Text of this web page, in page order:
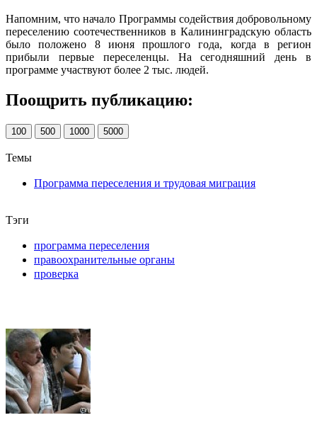
Напомним, что начало Программы содействия добровольному
переселению соотечественников в Калининградскую область
было положено 8 июня прошлого года, когда в регион
прибыли первые переселенцы. На сегодняшний день в
программе участвуют более 2 тыс. людей.
Поощрить публикацию:
100 500 1000 5000
Темы
Программа переселения и трудовая миграция
Тэги
программа переселения
правоохранительные органы
проверка